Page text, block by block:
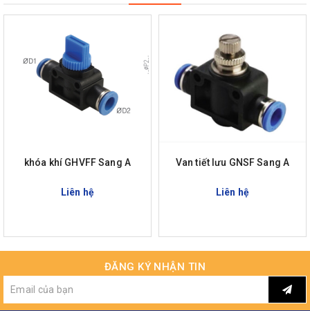
khóa khí GHVFF Sang A
Liên hệ
Van tiết lưu GNSF Sang A
Liên hệ
ĐĂNG KÝ NHẬN TIN